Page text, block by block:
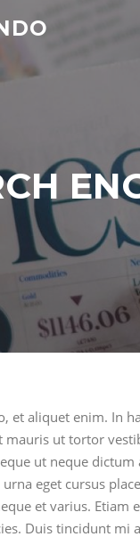
et aliquet enim. In
mauris ut tortor
ut neque
eget cursus
et varius. Etiam
Duis tincidunt mi